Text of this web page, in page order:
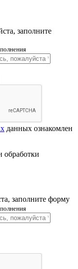
заполните
данных ознакомлен
обработки
заполните форму